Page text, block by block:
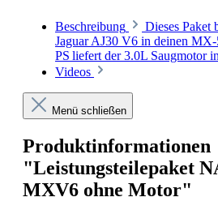
Beschreibung
Dieses Paket
Jaguar AJ30 V6 in deinen
PS liefert der 3.0L Saugmotor
Videos
Menü schließen
Produktinformationen
"Leistungsteilepaket
MXV6 ohne Motor"